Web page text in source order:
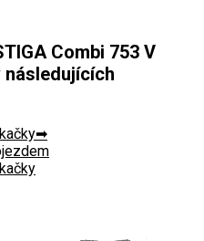
Combi 753 V
následujících